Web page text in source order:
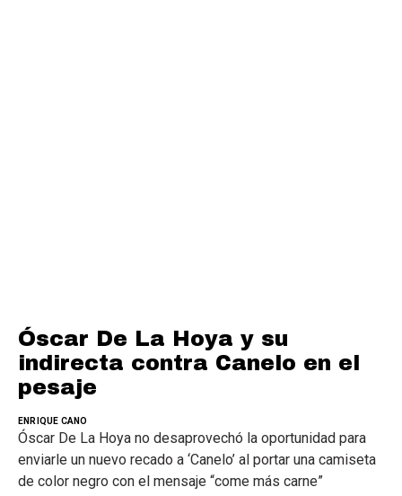
Óscar De La Hoya y su
indirecta contra Canelo en el
pesaje
ENRIQUE CANO
Óscar De La Hoya no desaprovechó la oportunidad para
enviarle un nuevo recado a ‘Canelo’ al portar una camiseta
de color negro con el mensaje “come más carne”